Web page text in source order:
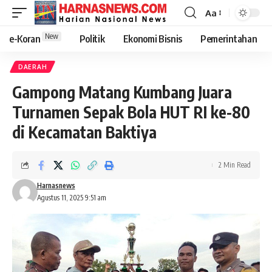
Aa
e-Koran New Politik Ekonomi Bisnis Pemerintahan
DAERAH
Gampong Matang Kumbang Juara
Turnamen Sepak Bola HUT RI ke-80
di Kecamatan Baktiya
Agustus 11, 2025 9:51 am
Harnasnews
2 Min Read